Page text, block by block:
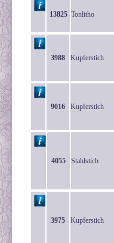
13825 Tonlitho
3988 Kupferstich
9016 Kupferstich
4055 Stahlstich
3975 Kupferstich